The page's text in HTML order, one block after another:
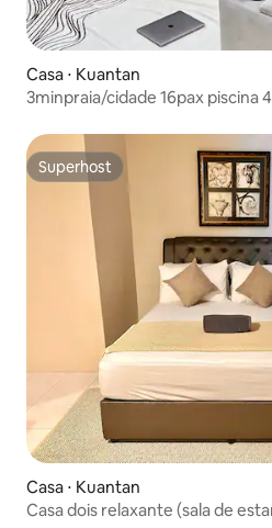
Casa ⋅ Kuantan
3minpraia/cidade 16pax piscina
Superhost
Superhost
Casa ⋅ Kuantan
Casa dois relaxante (sala de